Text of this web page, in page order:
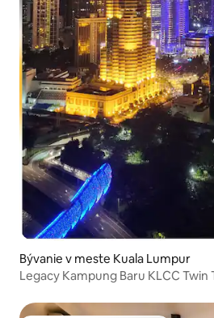
Bývanie v meste Kuala Lumpur
Legacy Kampung Baru KLCC Twin